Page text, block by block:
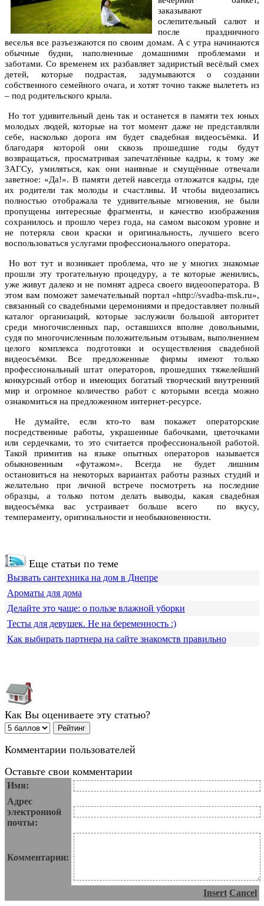
заказывают
ослепительный салют и
после праздничного
веселья все разъезжаются по своим домам. А с утра начинаются
обычные будни, наполненные домашними проблемами и
заботами. Со временем их разбавляет задиристый весёлый смех
детей, которые подрастая, задумываются о создании
собственного семейного очага, и хотят точно также вылететь из
– под родительского крыла.
Но тот удивительный день так и останется в памяти тех юных
молодых людей, которые на тот момент даже не представляли
себе, насколько дорога им будет свадебная видеосъёмка. И
благодаря которой они сквозь прошедшие годы будут
возвращаться, просматривая запечатлённые кадры, к тому же
ЗАГСу, умиляться, как они наивные и смущённые отвечали
заветное: «Да!». В памяти детей навсегда отложатся кадры, где
их родители так молоды и счастливы. И чтобы видеозапись
полностью отображала те удивительные мгновения, не были
пропущены интересные фрагменты, и качество изображения
сохранилось и прошло через года, на самом высоком уровне и
не потеряла свои краски и оригинальность, лучшего всего
воспользоваться услугами профессионального оператора.
Но вот тут и возникает проблема, что не у многих знакомые
прошли эту трогательную процедуру, а те которые женились,
уже живут далеко и не помнят адреса своего видеооператора. В
этом вам поможет замечательный портал «http://svadba-msk.ru»,
связанный со свадебными церемониями и предоставляет полный
каталог организаций, которые заслужили большой авторитет
среди многочисленных пар, оставшихся вполне довольными,
судя по многочисленным положительным отзывам, выполнением
целого комплекса подготовки и осуществления свадебной
видеосъёмки. Все предложенные фирмы имеют только
профессиональный штат операторов, прошедших тяжелейший
конкурсный отбор и имеющих богатый творческий внутренний
мир и огромное количество работ с которыми всегда можно
ознакомиться на предложенном интернет-ресурсе.
Не думайте, если кто-то вам покажет операторские
посредственные работы, украшенные бабочками, цветочками
или сердечками, то это считается профессиональной работой.
Такой примитив на языке опытных операторов называется
обыкновенным «футажом». Всегда не будет лишним
остановиться на некоторых вариантах работы разных студий и
желательно при личной встрече посмотреть на последние
образцы, а только потом делать выводы, какая свадебная
видеосъёмка вас устраивает больше всего по вкусу,
темпераменту, оригинальности и необыкновенности.
Еще статьи по теме
Вызвать сантехника на дом в Днепре
Ароматы для дома
Делайте это чаще: о пользе влажной уборки
Тесты для девушек. Не на беременность :)
Как выбирать партнера на сайте знакомств правильно
Как Вы оцениваете эту статью?
Комментарии пользователей
Оставьте свои комментарии
Имя:
Адрес
электронной
почты:
Комментарии:
Insert Cancel